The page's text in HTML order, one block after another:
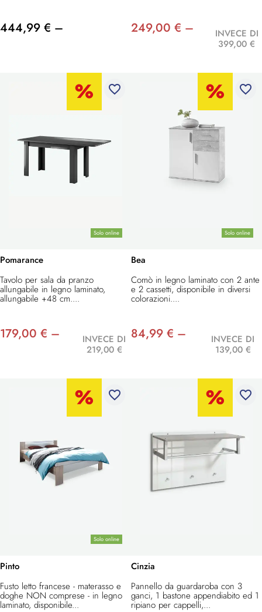
444,99 € – 249,00 € –
INVECE DI
399,00 €
Solo online
favorite_border
Pomarance
Tavolo per sala da pranzo
allungabile in legno laminato,
allungabile +48 cm....
179,00 € –
INVECE DI
219,00 €
Solo online
favorite_border
Bea
Comò in legno laminato con 2 ante
e 2 cassetti, disponibile in diversi
colorazioni....
84,99 € –
INVECE DI
139,00 €
Solo online
favorite_border
Pinto
Fusto letto francese - materasso e
doghe NON comprese - in legno
laminato, disponibile...
favorite_border
Cinzia
Pannello da guardaroba con 3
ganci, 1 bastone appendiabito ed 1
ripiano per cappelli,...